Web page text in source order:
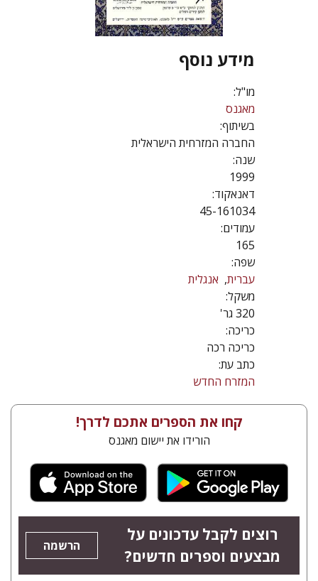
מידע נוסף
מו"ל:
מאגנס
בשיתוף:
החברה המזרחית הישראלית
שנה:
1999
דאנאקוד:
45-161034
עמודים:
165
שפה:
עברית אנגלית
משקל:
320 גר'
כריכה:
כריכה רכה
כתב עת:
המזרח החדש
קחו את הספרים אתכם לדרך!
הורידו את יישום מאגנס
רוצים לקבל עדכונים על
מבצעים וספרים חדשים?
הרשמה